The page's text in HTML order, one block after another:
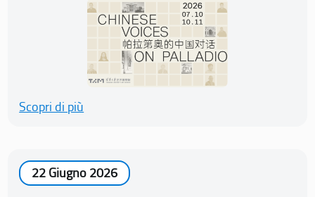
Scopri di più
22 Giugno 2026